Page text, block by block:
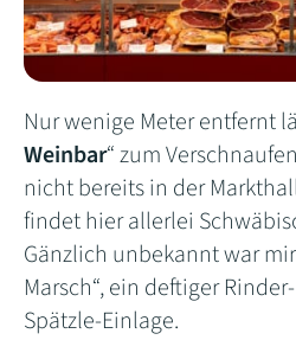
Nur wenige Meter entfernt
Weinbar“ zum
nicht bereits in der
findet hier allerlei
Gänzlich unbekannt war
Marsch“, ein deftiger
Spätzle-Einlage.